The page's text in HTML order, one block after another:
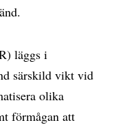
läggs i
särskild vikt vid
olika
förmågan att